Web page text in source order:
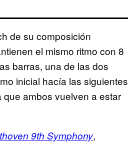
de su composición
el mismo ritmo con 8
barras, una de las dos
inicial hacía las siguientes
ambos vuelven a estar
9th Symphony,